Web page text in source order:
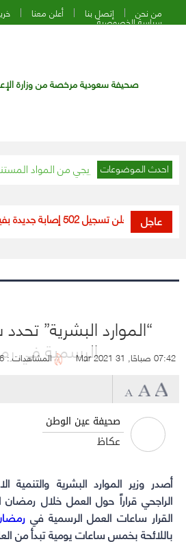
من نحن إتصل بنا أعلن معنا
سياسة الخصوصية
صحيفة سعودية مرخصة من وزارة
احدث الموضوعات
للتخلص التدريجي من المواد المستنفدة
عاجل
«الصحة» تعلن تسجيل 502 إصابة جديدة بفيروس كورونا
“الموارد البشرية”
الرسمية في 07:42 صباحًا, 31 Mar 2021 المشاهدات : 86
صحيفة عين الوطن
عكاظ
أصدر وزيرالموارد البشرية والتنمية
الراجحي قراراً حول العمل خلال رمضان
القرار ساعات العمل الرسمية في
باللائحة بخمس ساعات يومية تبدأ من
in